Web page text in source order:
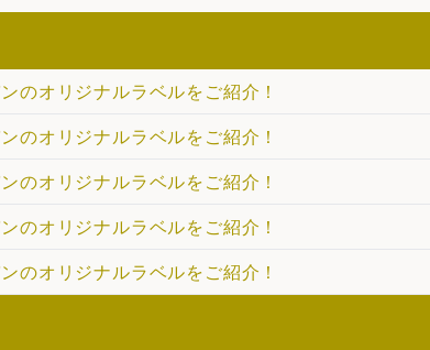
のオリジナルラベルをご紹介！
のオリジナルラベルをご紹介！
のオリジナルラベルをご紹介！
のオリジナルラベルをご紹介！
のオリジナルラベルをご紹介！